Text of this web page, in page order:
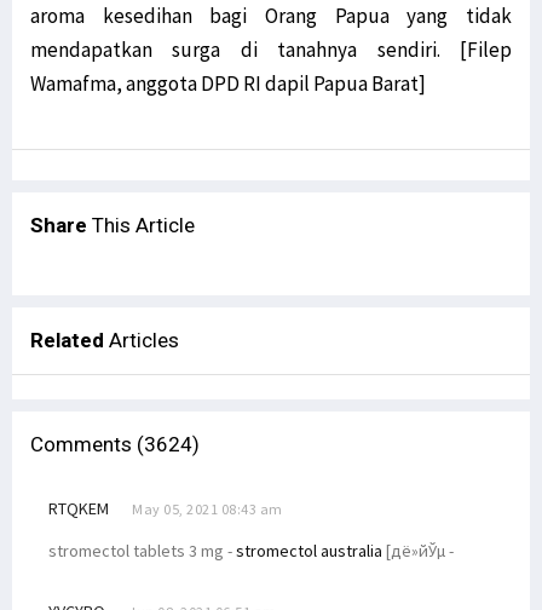
aroma kesedihan bagi Orang Papua yang tidak
mendapatkan surga di tanahnya sendiri. [Filep
Wamafma, anggota DPD RI dapil Papua Barat]
Share This Article
Related Articles
Comments (3624)
RTQKEM May 05, 2021 08:43 am
stromectol tablets 3 mg -stromectol australia [дё»йЎµ -